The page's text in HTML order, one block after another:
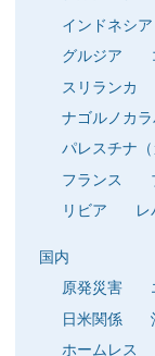
インドネシア
グルジア
スリランカ
ナゴルノカ
パレスチナ（
フランス
リビア
レ
国内
原発災害
日米関係
ホームレス